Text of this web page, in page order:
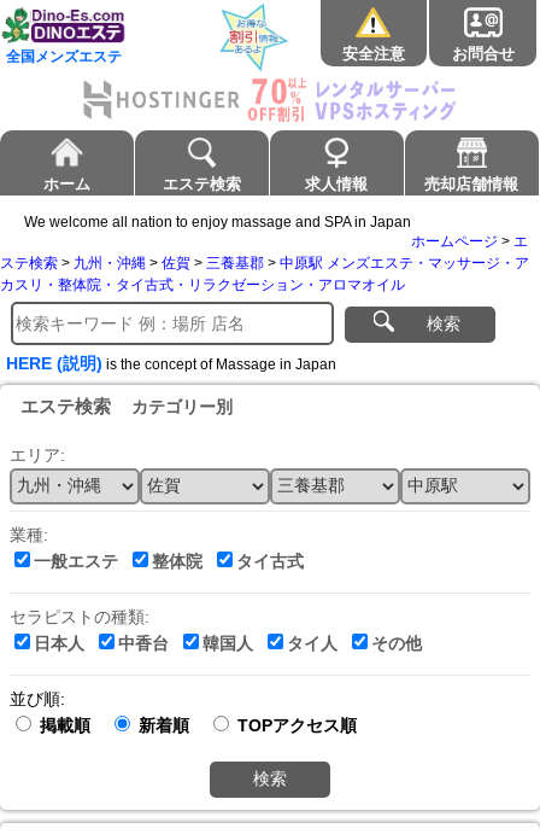
全国メンズエステ 安全注意 お問合せ
ホーム エステ検索 求人情報 売却店舗情報
We welcome all nation to enjoy massage and SPA in Japan
ホームページ > エ
ステ検索 > 九州・沖縄 > 佐賀 > 三養基郡 > 中原駅 メンズエステ・マッサージ・ア
カスリ・整体院・タイ古式・リラクゼーション・アロマオイル
検索
HERE (説明) is the concept of Massage in Japan
エステ検索 カテゴリー別
エリア:
業種:
一般エステ
整体院 タイ古式
セラピストの種類:
日本人
中香台 韓国人 タイ人 その他
並び順:
掲載順
新着順 TOPアクセス順
検索